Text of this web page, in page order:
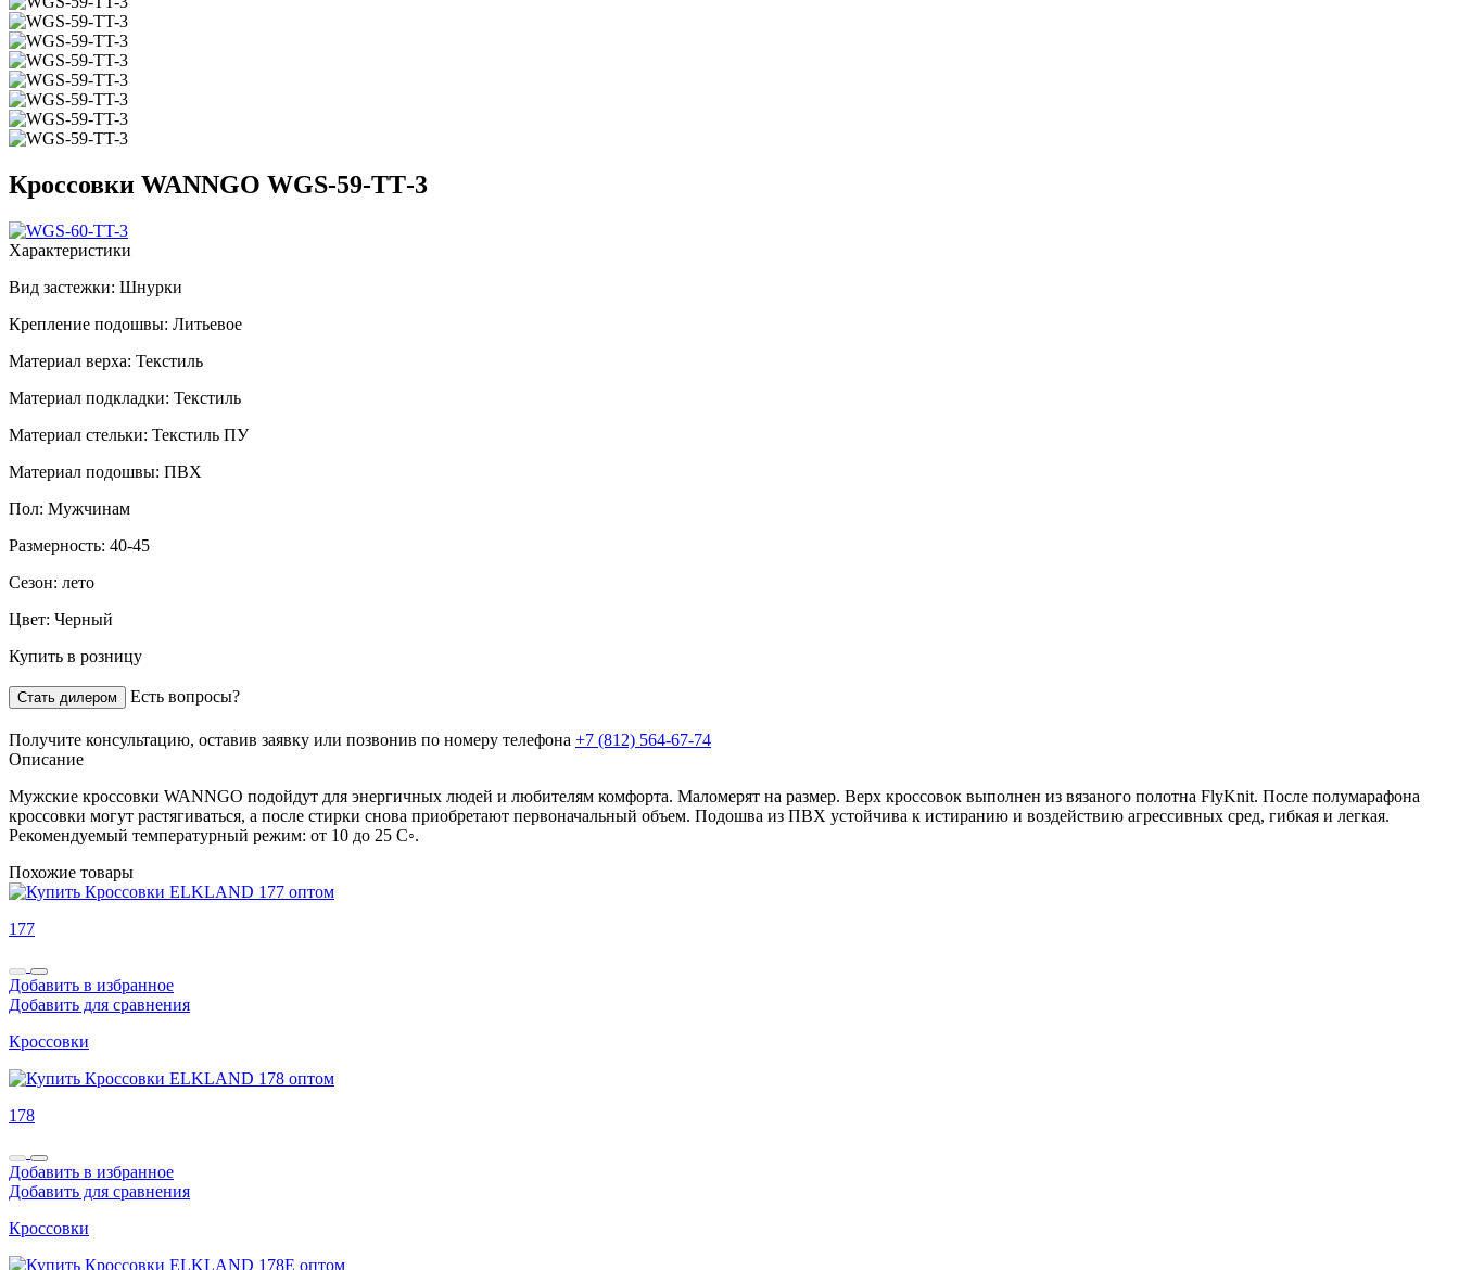
Кроссовки WANNGO WGS‑59‑TT‑3
Характеристики
Вид застежки: Шнурки
Крепление подошвы: Литьевое
Материал верха: Текстиль
Материал подкладки: Текстиль
Материал стельки: Текстиль ПУ
Материал подошвы: ПВХ
Пол: Мужчинам
Размерность: 40-45
Сезон: лето
Цвет: Черный
Купить в розницу
Стать дилером Есть вопросы?
Получите консультацию, оставив заявку или позвонив по номеру телефона +7 (812) 564-67-74
Описание
Мужские кроссовки WANNGO подойдут для энергичных людей и любителям комфорта. Маломерят на размер. Верх кроссовок выполнен из вязаного полотна FlyKnit. После полумарафона
кроссовки могут растягиваться, а после стирки снова приобретают первоначальный объем. Подошва из ПВХ устойчива к истиранию и воздействию агрессивных сред, гибкая и легкая.
Рекомендуемый температурный режим: от 10 до 25 С◦.
Похожие товары
177
Добавить в избранное
Добавить для сравнения
Кроссовки
178
Добавить в избранное
Добавить для сравнения
Кроссовки